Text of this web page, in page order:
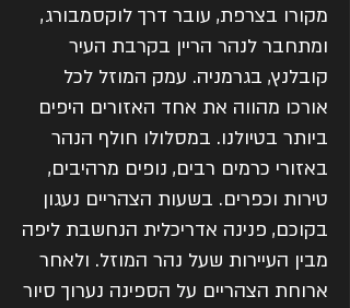
מקורו בצרפת, עובר דרך לוקסמבורג,
ומתחבר לנהר הריין בקרבת העיר
קובלנץ, בגרמניה. עמק המוזל לכל
אורכו מהווה את אחד האזורים היפים
ביותר בטיולנו. במסלולו חולף הנהר
באזורי כרמים רבים, נופים מרהיבים,
טירות וכפרים. בשעות הצהריים נעגון
בקוכם, פנינה אדריכלית הנחשבת ליפה
מבין העיירות שעל נהר המוזל. ולאחר
ארוחת הצהריים על הספינה נערוך סיור